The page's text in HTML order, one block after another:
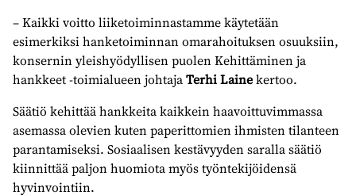
– Kaikki voitto liiketoiminnastamme käytetään
esimerkiksi hanketoiminnan omarahoituksen osuuksiin,
konsernin yleishyödyllisen puolen Kehittäminen ja
hankkeet -toimialueen johtajaTerhi Lainekertoo.
Säätiö kehittää hankkeita kaikkein haavoittuvimmassa
asemassa olevien kuten paperittomien ihmisten tilanteen
parantamiseksi. Sosiaalisen kestävyyden saralla säätiö
kiinnittää paljon huomiota myös työntekijöidensä
hyvinvointiin.